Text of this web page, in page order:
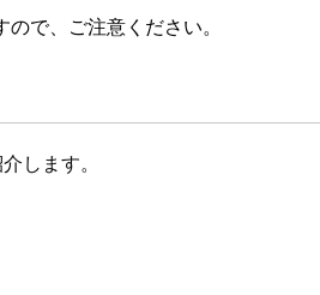
で、ご注意ください。
します。